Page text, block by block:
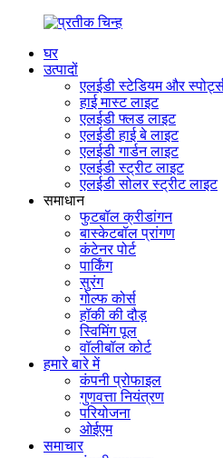
घर
उत्पादों
एलईडी स्टेडियम और
हाई मास्ट लाइट
एलईडी फ्लड लाइट
एलईडी हाई बे लाइट
एलईडी गार्डन लाइट
एलईडी स्ट्रीट लाइट
एलईडी सोलर स्ट्रीट लाइट
समाधान
फुटबॉल क्रीडांगन
बास्केटबॉल प्रांगण
कंटेनर पोर्ट
पार्किंग
सुरंग
गोल्फ कोर्स
हॉकी की दौड़
स्विमिंग पूल
वॉलीबॉल कोर्ट
हमारे बारे में
कंपनी प्रोफाइल
गुणवत्ता नियंत्रण
परियोजना
ओईएम
समाचार